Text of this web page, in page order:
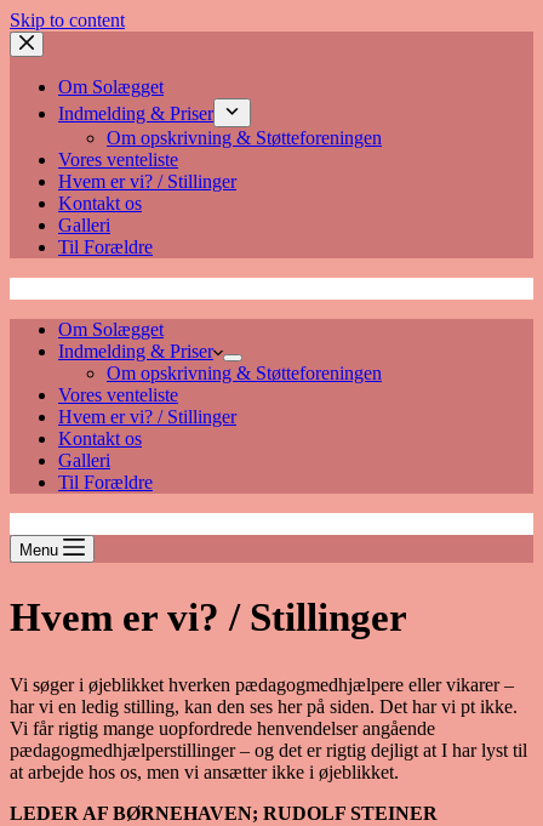
Skip to content
Om Solægget
Indmelding & Priser
Om opskrivning & Støtteforeningen
Vores venteliste
Hvem er vi? / Stillinger
Kontakt os
Galleri
Til Forældre
Om Solægget
Indmelding & Priser
Om opskrivning & Støtteforeningen
Vores venteliste
Hvem er vi? / Stillinger
Kontakt os
Galleri
Til Forældre
Menu
Hvem er vi? / Stillinger
Vi søger i øjeblikket hverken pædagogmedhjælpere eller vikarer –
har vi en ledig stilling, kan den ses her på siden. Det har vi pt ikke.
Vi får rigtig mange uopfordrede henvendelser angående
pædagogmedhjælperstillinger – og det er rigtig dejligt at I har lyst til
at arbejde hos os, men vi ansætter ikke i øjeblikket.
LEDER AF BØRNEHAVEN; RUDOLF STEINER